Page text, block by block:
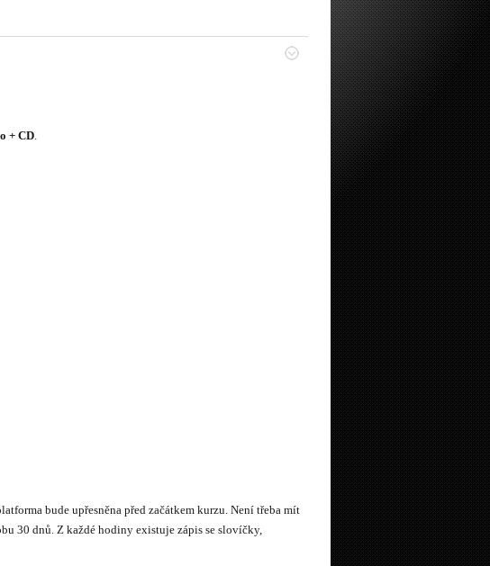
+ CD
bude upřesněna před začátkem kurzu. Není třeba mít
30 dnů. Z každé hodiny existuje zápis se slovíčky,